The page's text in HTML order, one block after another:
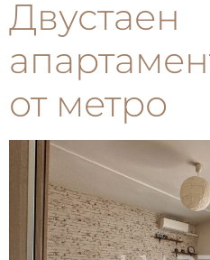
Двустаен
от метро